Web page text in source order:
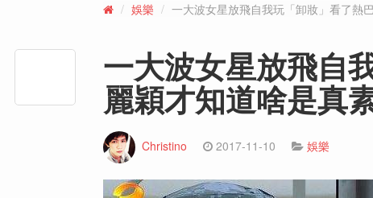
娛樂 一大波女星放飛自我玩「卸妝」看了熱
一大波女星放飛自
麗穎才知道啥是真
Christino 2017-11-10 娛樂